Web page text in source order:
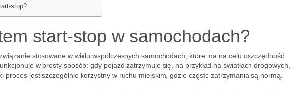
stop?
start-stop w samochodach?
stosowane w wielu współczesnych samochodach, które ma na celu oszczędność
w prosty sposób: gdy pojazd zatrzymuje się, na przykład na światłach drogowych,
proces jest szczególnie korzystny w ruchu miejskim, gdzie częste zatrzymania są normą.